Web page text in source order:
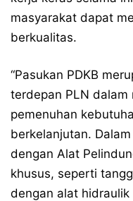
masyarakat dapat
berkualitas.
“Pasukan PDKB
terdepan PLN
pemenuhan
berkelanjutan.
dengan Alat
khusus, seperti
dengan alat